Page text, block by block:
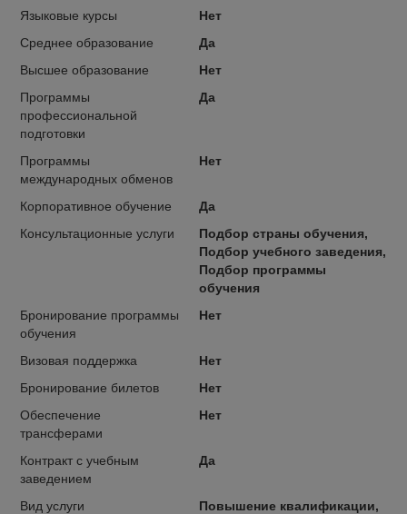
Языковые курсы
Нет
Среднее образование
Да
Высшее образование
Нет
Программы
профессиональной
подготовки
Да
Программы
международных обменов
Нет
Корпоративное обучение
Да
Консультационные услуги
Подбор страны обучения,
Подбор учебного заведения,
Подбор программы
обучения
Бронирование программы
обучения
Нет
Визовая поддержка
Нет
Бронирование билетов
Нет
Обеспечение
трансферами
Нет
Контракт с учебным
заведением
Да
Вид услуги
Повышение квалификации,